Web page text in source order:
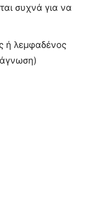
συχνά για να
ή λεμφαδένος